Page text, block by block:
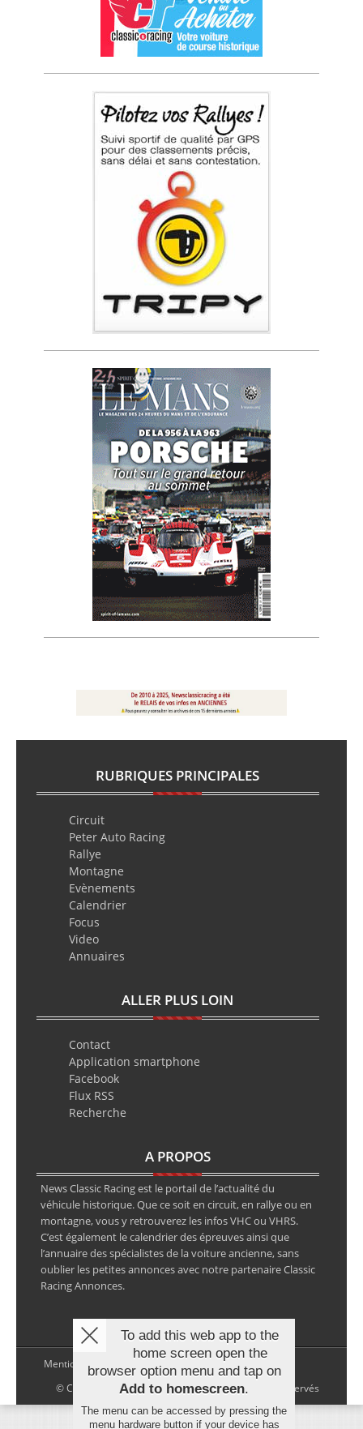
RUBRIQUES PRINCIPALES
Circuit
Peter Auto Racing
Rallye
Montagne
Evènements
Calendrier
Focus
Video
Annuaires
ALLER PLUS LOIN
Contact
Application smartphone
Facebook
Flux RSS
Recherche
A PROPOS
News Classic Racing est le portail de l’actualité du
véhicule historique. Que ce soit en circuit, en rallye ou en
montagne, vous y retrouverez les infos VHC ou VHRS.
C’est également le calendrier des épreuves ainsi que
l’annuaire des spécialistes de la voiture ancienne, sans
oublier les petites annonces avec notre partenaire Classic
Racing Annonces.
Mentions légales
© Copyright 2026 NewsClassicRacing, tous droits réservés
To add this web app to the
home screen open the
browser option menu and tap on
Add to homescreen.
The menu can be accessed by pressing the
menu hardware button if your device has